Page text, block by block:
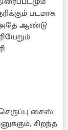
படமாக
அதே ஆண்டு
சைஸ்
சிறந்த